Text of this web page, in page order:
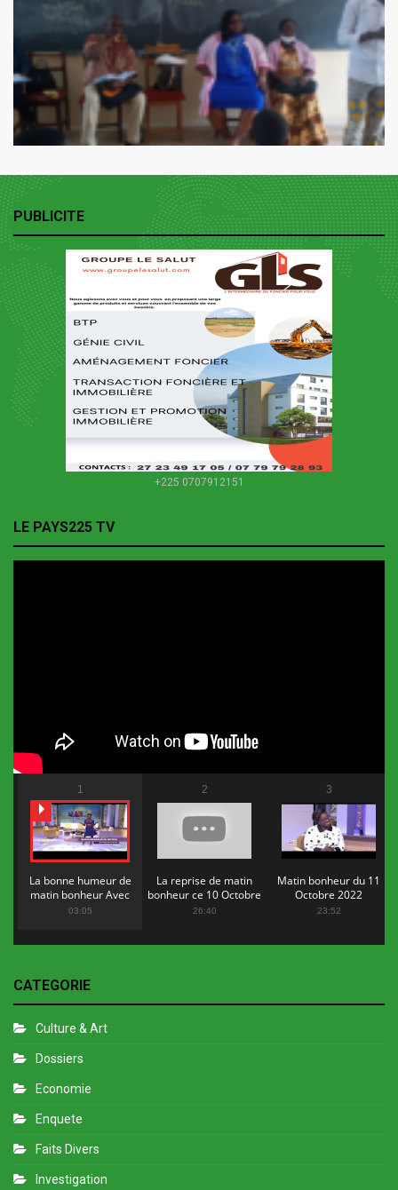
PUBLICITE
+225 0707912151
LE PAYS225 TV
1
La bonne humeur de
matin bonheur Avec
Flopy Mendosa
03:05
2
La reprise de matin
bonheur ce 10 Octobre
2022
26:40
3
Matin bonheur du 11
Octobre 2022
23:52
CATEGORIE
Culture & Art
Dossiers
Economie
Enquete
Faits Divers
Investigation